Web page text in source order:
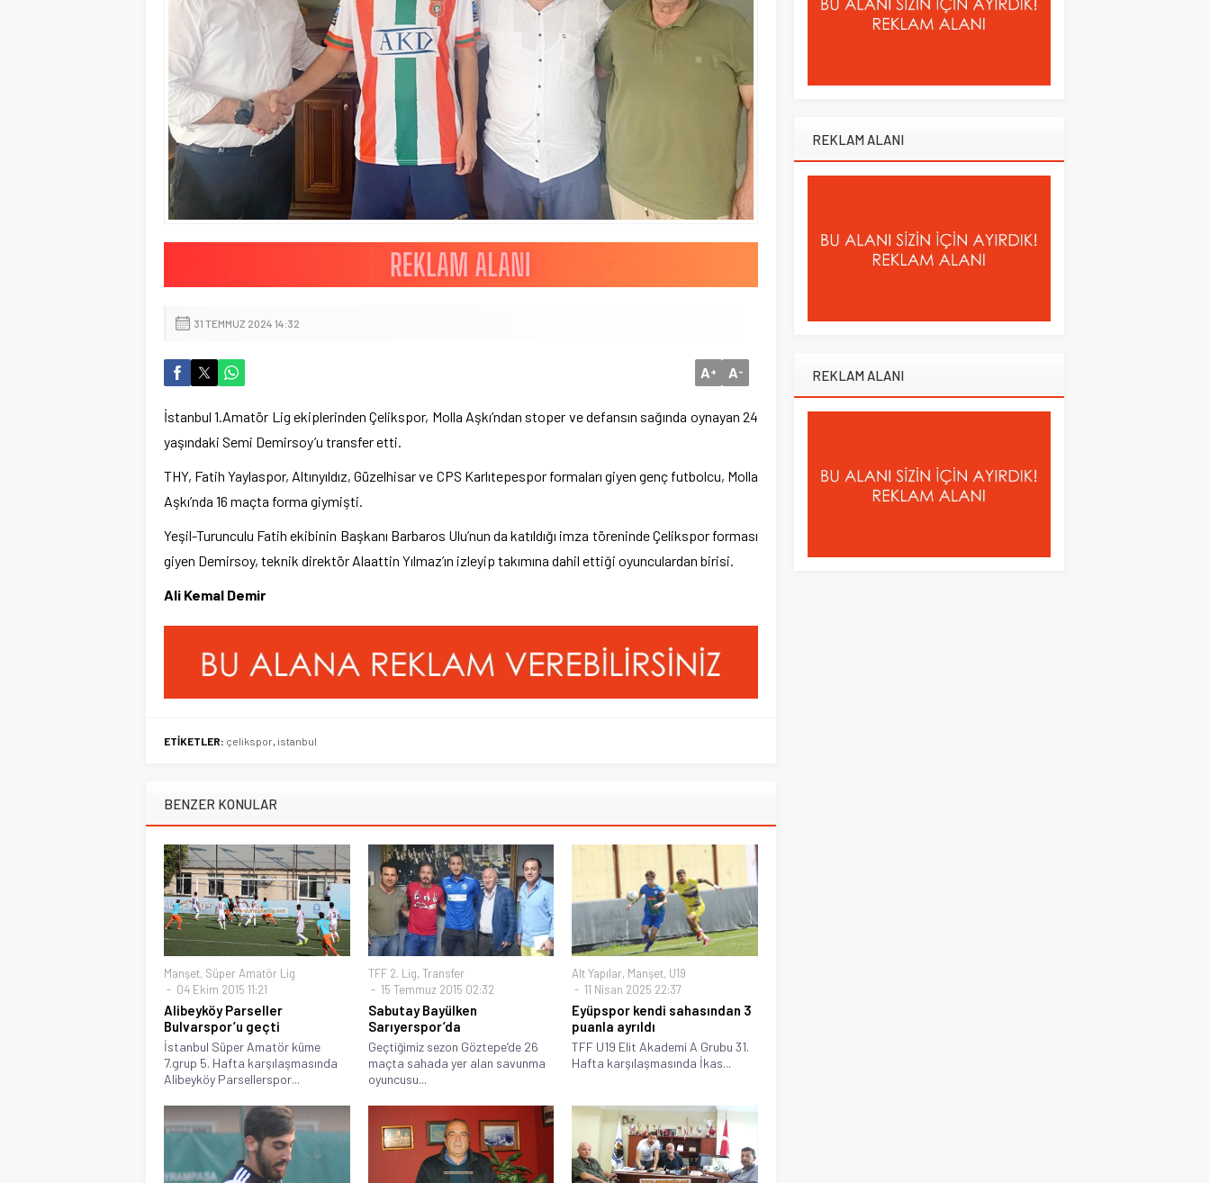
31 TEMMUZ 2024 14:32
A+ A-
İstanbul 1.Amatör Lig ekiplerinden Çelikspor, Molla Aşkı’ndan stoper ve defansın sağında oynayan 24
yaşındaki Semi Demirsoy’u transfer etti.
THY, Fatih Yaylaspor, Altınyıldız, Güzelhisar ve CPS Karlıtepespor formaları giyen genç futbolcu, Molla
Aşkı’nda 16 maçta forma giymişti.
Yeşil-Turunculu Fatih ekibinin Başkanı Barbaros Ulu’nun da katıldığı imza töreninde Çelikspor forması
giyen Demirsoy, teknik direktör Alaattin Yılmaz’ın izleyip takımına dahil ettiği oyunculardan birisi.
Ali Kemal Demir
ETİKETLER: çelikspor, istanbul
BENZER KONULAR
Manşet, Süper Amatör Lig
04 Ekim 2015 11:21
Alibeyköy Parseller
Bulvarspor’u geçti
İstanbul Süper Amatör küme
7.grup 5. Hafta karşılaşmasında
Alibeyköy Parsellerspor...
TFF 2. Lig, Transfer
15 Temmuz 2015 02:32
Sabutay Bayülken
Sarıyerspor’da
Geçtiğimiz sezon Göztepe’de 26
maçta sahada yer alan savunma
oyuncusu...
Alt Yapılar, Manşet, U19
11 Nisan 2025 22:37
Eyüpspor kendi sahasından 3
puanla ayrıldı
TFF U19 Elit Akademi A Grubu 31.
Hafta karşılaşmasında İkas...
REKLAM ALANI
REKLAM ALANI